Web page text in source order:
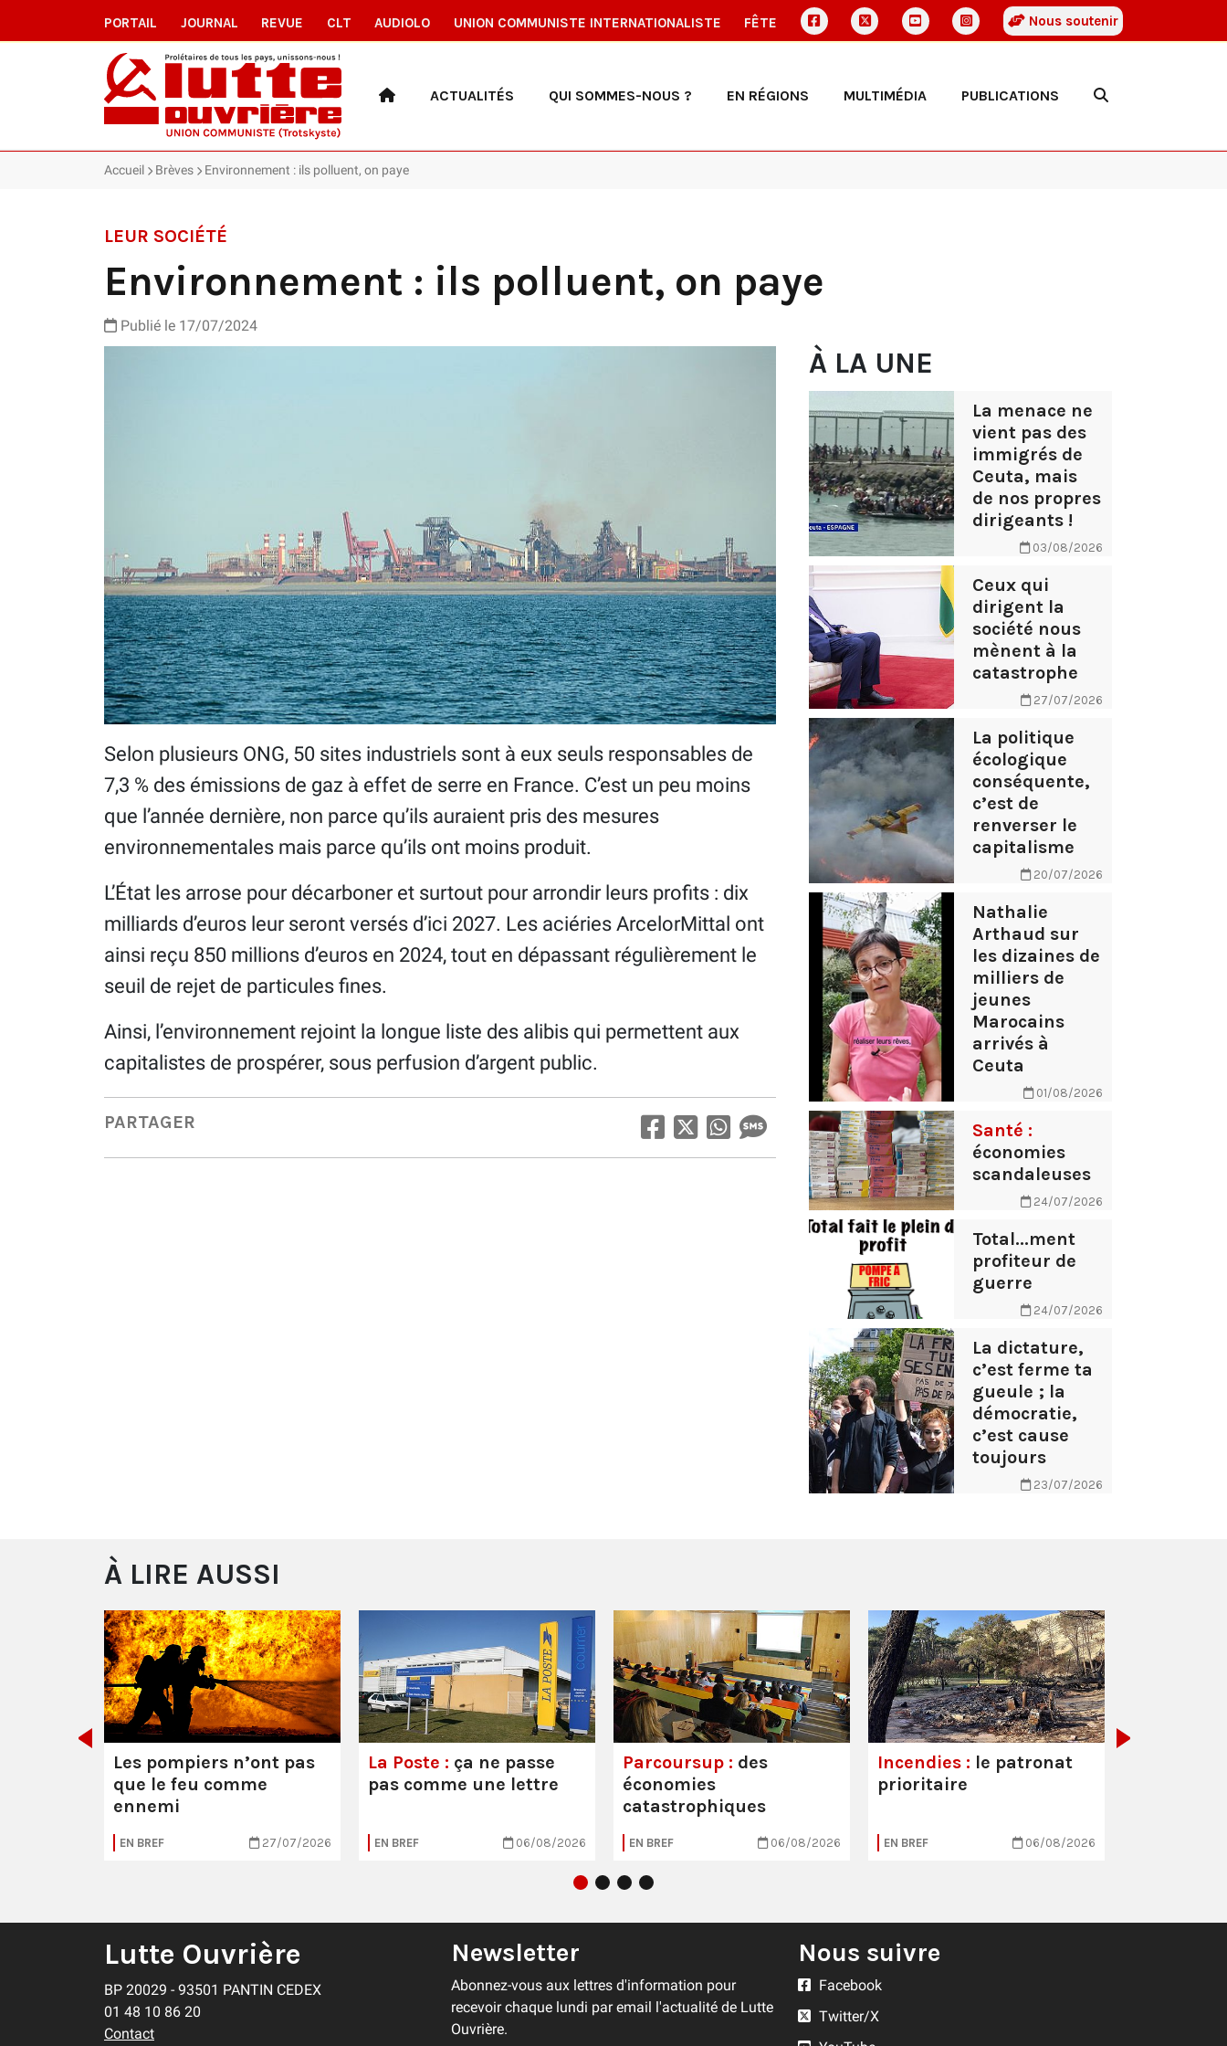
PORTAIL JOURNAL REVUE CLT AUDIOLO UNION COMMUNISTE INTERNATIONALISTE FÊTE Nous soutenir
ACTUALITÉS QUI SOMMES-NOUS ? EN RÉGIONS MULTIMÉDIA PUBLICATIONS
Accueil Brèves Environnement : ils polluent, on paye
LEUR SOCIÉTÉ
Environnement : ils polluent, on paye
Publié le 17/07/2024
Selon plusieurs ONG, 50 sites industriels sont à eux seuls responsables de
7,3 % des émissions de gaz à effet de serre en France. C’est un peu moins
que l’année dernière, non parce qu’ils auraient pris des mesures
environnementales mais parce qu’ils ont moins produit.
L’État les arrose pour décarboner et surtout pour arrondir leurs profits : dix
milliards d’euros leur seront versés d’ici 2027. Les aciéries ArcelorMittal ont
ainsi reçu 850 millions d’euros en 2024, tout en dépassant régulièrement le
seuil de rejet de particules fines.
Ainsi, l’environnement rejoint la longue liste des alibis qui permettent aux
capitalistes de prospérer, sous perfusion d’argent public.
PARTAGER
À LA UNE
La menace ne
vient pas des
immigrés de
Ceuta, mais
de nos propres
dirigeants !
03/08/2026
Ceux qui
dirigent la
société nous
mènent à la
catastrophe
27/07/2026
La politique
écologique
conséquente,
c’est de
renverser le
capitalisme
20/07/2026
Nathalie
Arthaud sur
les dizaines de
milliers de
jeunes
Marocains
arrivés à
Ceuta
01/08/2026
Santé :
économies
scandaleuses
24/07/2026
Total...ment
profiteur de
guerre
24/07/2026
La dictature,
c’est ferme ta
gueule ; la
démocratie,
c’est cause
toujours
23/07/2026
À LIRE AUSSI
Les pompiers n’ont pas
que le feu comme
ennemi
EN BREF 27/07/2026
La Poste : ça ne passe
pas comme une lettre
EN BREF 06/08/2026
Parcoursup : des
économies
catastrophiques
EN BREF 06/08/2026
Incendies : le patronat
prioritaire
EN BREF 06/08/2026
Lutte Ouvrière
BP 20029 - 93501 PANTIN CEDEX
01 48 10 86 20
Contact
Newsletter
Abonnez-vous aux lettres d'information pour
recevoir chaque lundi par email l'actualité de Lutte
Ouvrière.
Nous suivre
Facebook
Twitter/X